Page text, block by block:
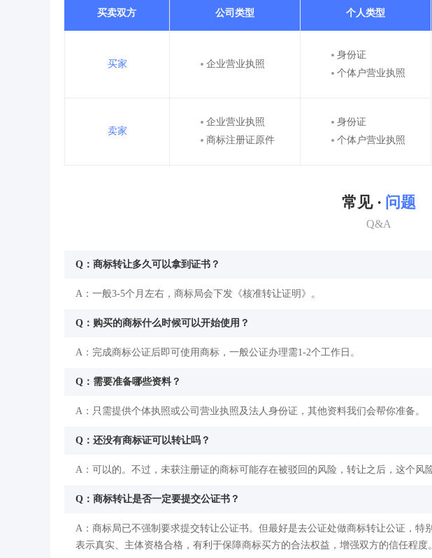
买卖双方 公司类型 个人类型
买家 企业营业执照
身份证
个体户营业执照
卖家
企业营业执照
商标注册证原件
身份证
个体户营业执照
常见 · 问题
Q&A
Q：商标转让多久可以拿到证书？
A：一般3-5个月左右，商标局会下发《核准转让证明》。
Q：购买的商标什么时候可以开始使用？
A：完成商标公证后即可使用商标，一般公证办理需1-2个工作日。
Q：需要准备哪些资料？
A：只需提供个体执照或公司营业执照及法人身份证，其他资料我们会帮你准备。
Q：还没有商标证可以转让吗？
A：可以的。不过，未获注册证的商标可能存在被驳回的风险，转让之后，这个风
Q：商标转让是否一定要提交公证书？
A：商标局已不强制要求提交转让公证书。但最好是去公证处做商标转让公证，
表示真实、主体资格合格，有利于保障商标买方的合法权益，增强双方的信任程度。